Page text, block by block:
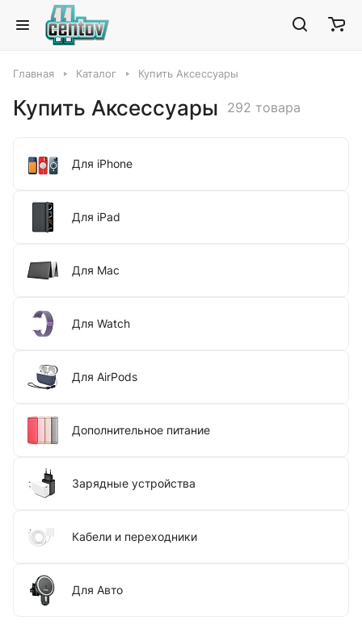
Главная Каталог Купить Аксессуары
Купить Аксессуары 292 товара
Для iPhone
Для iPad
Для Mac
Для Watch
Для AirPods
Дополнительное питание
Зарядные устройства
Кабели и переходники
Для Авто